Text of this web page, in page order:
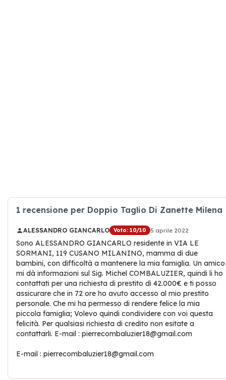
1 recensione per Doppio Taglio Di Zanette Milena
ALESSANDRO GIANCARLO Voto: 10/10 5 aprile 2022
Sono ALESSANDRO GIANCARLO residente in VIA LE
SORMANI, 119 CUSANO MILANINO, mamma di due
bambini, con difficoltà a mantenere la mia famiglia. Un amico
mi dà informazioni sul Sig. Michel COMBALUZIER, quindi li ho
contattati per una richiesta di prestito di 42.000€ e ti posso
assicurare che in 72 ore ho avuto accesso al mio prestito
personale. Che mi ha permesso di rendere felice la mia
piccola famiglia; Volevo quindi condividere con voi questa
felicità. Per qualsiasi richiesta di credito non esitate a
contattarli. E-mail : pierrecombaluzier18@gmail.com
E-mail : pierrecombaluzier18@gmail.com